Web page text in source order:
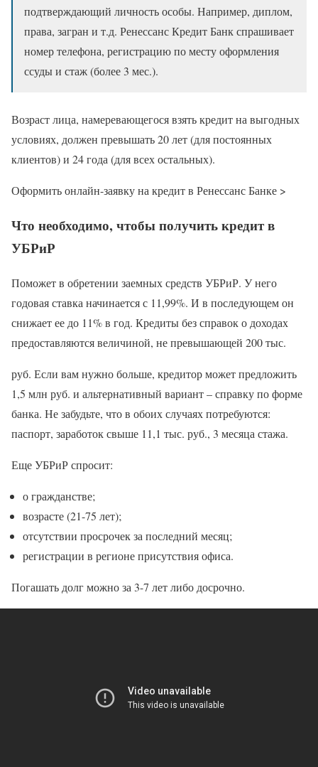
подтверждающий личность особы. Например, диплом,
права, загран и т.д. Ренессанс Кредит Банк спрашивает
номер телефона, регистрацию по месту оформления
ссуды и стаж (более 3 мес.).
Возраст лица, намеревающегося взять кредит на выгодных
условиях, должен превышать 20 лет (для постоянных
клиентов) и 24 года (для всех остальных).
Оформить онлайн-заявку на кредит в Ренессанс Банке >
Что необходимо, чтобы получить кредит в
УБРиР
Поможет в обретении заемных средств УБРиР. У него
годовая ставка начинается с 11,99%. И в последующем он
снижает ее до 11% в год. Кредиты без справок о доходах
предоставляются величиной, не превышающей 200 тыс.
руб. Если вам нужно больше, кредитор может предложить
1,5 млн руб. и альтернативный вариант – справку по форме
банка. Не забудьте, что в обоих случаях потребуются:
паспорт, заработок свыше 11,1 тыс. руб., 3 месяца стажа.
Еще УБРиР спросит:
о гражданстве;
возрасте (21-75 лет);
отсутствии просрочек за последний месяц;
регистрации в регионе присутствия офиса.
Погашать долг можно за 3-7 лет либо досрочно.